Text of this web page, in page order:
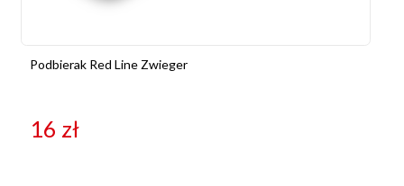
Podbierak Red Line Zwieger
16 zł